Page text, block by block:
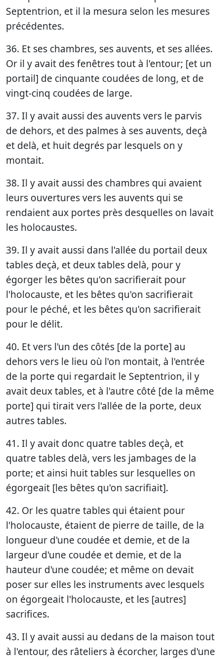
Septentrion, et il la mesura selon les mesures
précédentes.
36. Et ses chambres, ses auvents, et ses allées.
Or il y avait des fenêtres tout à l'entour; [et un
portail] de cinquante coudées de long, et de
vingt-cinq coudées de large.
37. Il y avait aussi des auvents vers le parvis
de dehors, et des palmes à ses auvents, deçà
et delà, et huit degrés par lesquels on y
montait.
38. Il y avait aussi des chambres qui avaient
leurs ouvertures vers les auvents qui se
rendaient aux portes près desquelles on lavait
les holocaustes.
39. Il y avait aussi dans l'allée du portail deux
tables deçà, et deux tables delà, pour y
égorger les bêtes qu'on sacrifierait pour
l'holocauste, et les bêtes qu'on sacrifierait
pour le péché, et les bêtes qu'on sacrifierait
pour le délit.
40. Et vers l'un des côtés [de la porte] au
dehors vers le lieu où l'on montait, à l'entrée
de la porte qui regardait le Septentrion, il y
avait deux tables, et à l'autre côté [de la même
porte] qui tirait vers l'allée de la porte, deux
autres tables.
41. Il y avait donc quatre tables deçà, et
quatre tables delà, vers les jambages de la
porte; et ainsi huit tables sur lesquelles on
égorgeait [les bêtes qu'on sacrifiait].
42. Or les quatre tables qui étaient pour
l'holocauste, étaient de pierre de taille, de la
longueur d'une coudée et demie, et de la
largeur d'une coudée et demie, et de la
hauteur d'une coudée; et même on devait
poser sur elles les instruments avec lesquels
on égorgeait l'holocauste, et les [autres]
sacrifices.
43. Il y avait aussi au dedans de la maison tout
à l'entour, des râteliers à écorcher, larges d'une